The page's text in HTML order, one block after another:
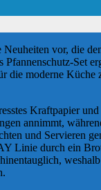
vor, die
Set
die moderne Küche
Kraftpapier
annimmt,
und Servieren
Linie durch ein